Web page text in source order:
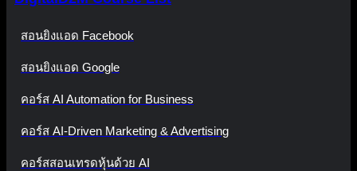
สอนยิงแอด Facebook
สอนยิงแอด Google
คอร์ส AI Automation for Business
คอร์ส AI-Driven Marketing & Advertising
คอร์สสอนเทรดหุ้นด้วย AI